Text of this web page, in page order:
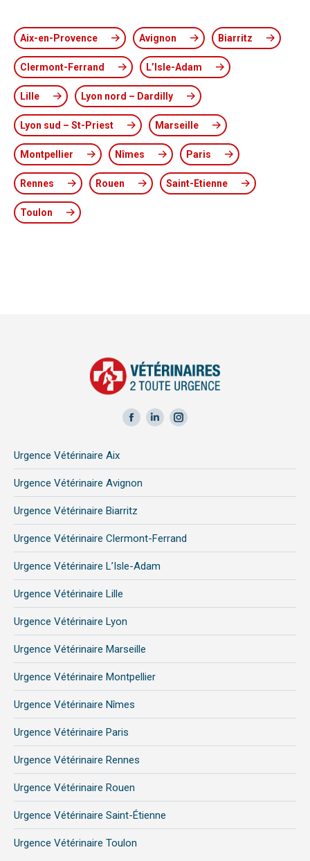
Aix-en-Provence Avignon Biarritz
Clermont-Ferrand L’Isle-Adam
Lille Lyon nord – Dardilly
Lyon sud – St-Priest Marseille
Montpellier Nîmes Paris
Rennes Rouen Saint-Etienne
Toulon
Facebook
in
new
window
LinkedIn
new
Instagram
new
Urgence Vétérinaire Aix
Urgence Vétérinaire Avignon
Urgence Vétérinaire Biarritz
Urgence Vétérinaire Clermont-Ferrand
Urgence Vétérinaire L’Isle-Adam
Urgence Vétérinaire Lille
Urgence Vétérinaire Lyon
Urgence Vétérinaire Marseille
Urgence Vétérinaire Montpellier
Urgence Vétérinaire Nîmes
Urgence Vétérinaire Paris
Urgence Vétérinaire Rennes
Urgence Vétérinaire Rouen
Urgence Vétérinaire Saint-Étienne
Urgence Vétérinaire Toulon